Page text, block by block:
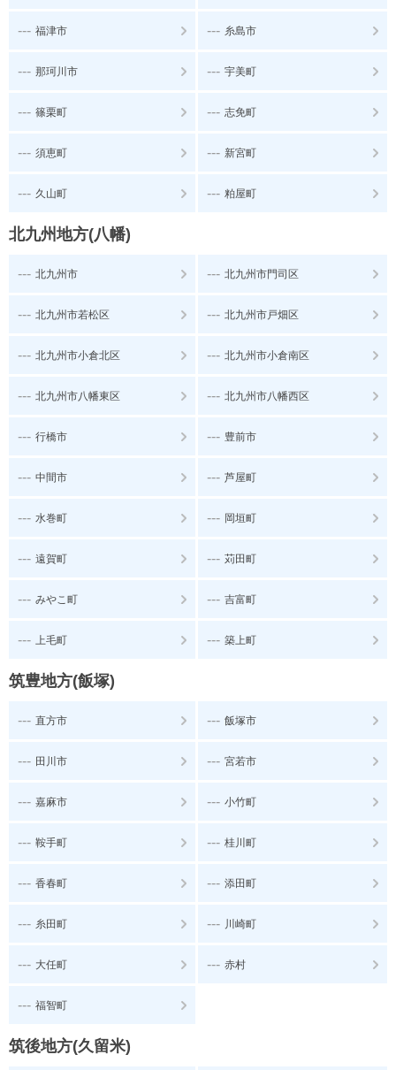
--- 福津市 --- 糸島市
--- 那珂川市 --- 宇美町
--- 篠栗町 --- 志免町
--- 須恵町 --- 新宮町
--- 久山町 --- 粕屋町
北九州地方(八幡)
--- 北九州市 --- 北九州市門司区
--- 北九州市若松区 --- 北九州市戸畑区
--- 北九州市小倉北区 --- 北九州市小倉南区
--- 北九州市八幡東区 --- 北九州市八幡西区
--- 行橋市 --- 豊前市
--- 中間市 --- 芦屋町
--- 水巻町 --- 岡垣町
--- 遠賀町 --- 苅田町
--- みやこ町 --- 吉富町
--- 上毛町 --- 築上町
筑豊地方(飯塚)
--- 直方市 --- 飯塚市
--- 田川市 --- 宮若市
--- 嘉麻市 --- 小竹町
--- 鞍手町 --- 桂川町
--- 香春町 --- 添田町
--- 糸田町 --- 川崎町
--- 大任町 --- 赤村
--- 福智町
筑後地方(久留米)